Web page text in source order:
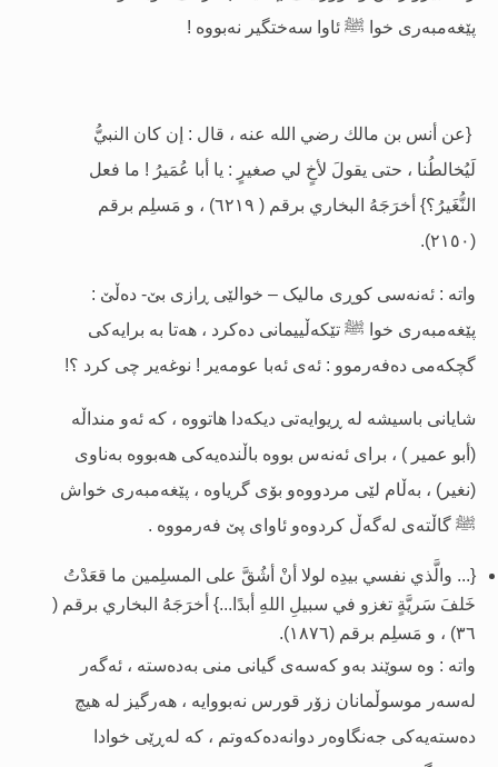
پێغەمبەرى خوا ﷺ ئاوا سەختگیر نەبووە !
{عن أنس بن مالك رضي الله عنه ، قال : إن كان النبيُّ
لَيُخالطُنا ، حتى يقولَ لأخٍ لي صغيرٍ : يا أبا عُمَيرُ ! ما فعل
النُّغَيرُ؟} أخرَجَهُ البخاري برقم ( ٦٢١٩) ، و مَسلِم برقم
(٢١٥٠).
واتە : ئەنەسى کوڕى مالیک – خوالێی ڕازى بێ- دەڵێ :
پێغەمبەرى خوا ﷺ تێکەڵییمانى دەکرد ، هەتا بە برایەکى
گچکەمى دەفەرموو : ئەى ئەبا عومەیر ! نوغەیر چى کرد ؟!
شایانى باسیشە لە ڕیوایەتى دیکەدا هاتووە ، کە ئەو منداڵە
(أبو عمیر ) ، براى ئەنەس بووە باڵندەیەکى هەبووە بەناوى
(نغیر) ، بەڵام لێی مردووەو بۆى گریاوە ، پێغەمبەرى خواش
ﷺ گاڵتەى لەگەڵ کردوەو ئاواى پێ فەرمووە .
{... والَّذي نفسي بيدِه لولا أنْ أشُقَّ على المسلِمين ما قعَدْتُ
خَلفَ سَريَّةٍ تغزو في سبيلِ اللهِ أبدًا...} أخرَجَهُ البخاري برقم (
٣٦) ، و مَسلِم برقم (١٨٧٦).
واتە : وە سوێند بەو کەسەى گیانى منى بەدەستە ، ئەگەر
لەسەر موسوڵمانان زۆر قورس نەبووایە ، هەرگیز لە هیچ
دەستەیەکى جەنگاوەر دوانەدەکەوتم ، کە لەڕێی خوادا